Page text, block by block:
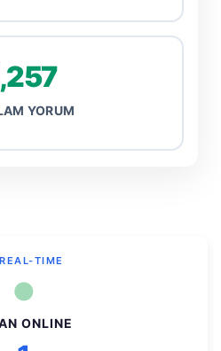
YORUM
TIME
●
ONLINE